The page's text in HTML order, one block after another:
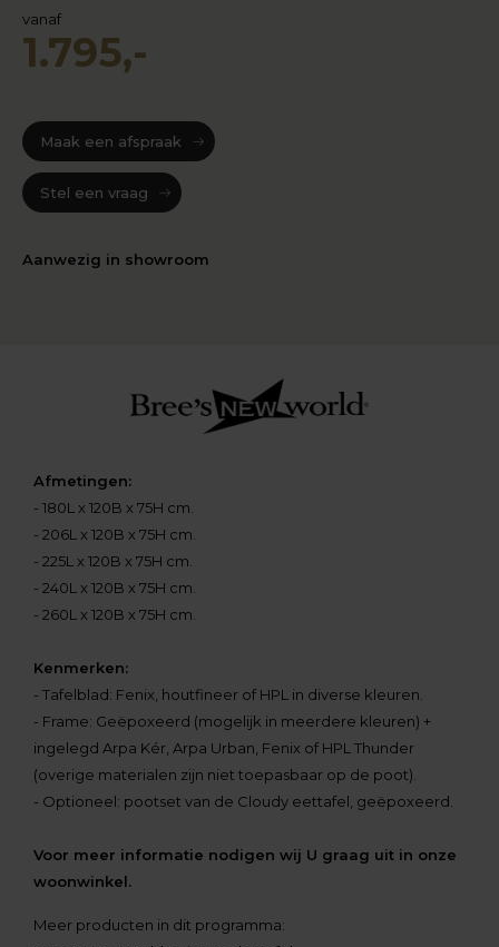
vanaf
1.795,-
Maak een afspraak
Stel een vraag
Aanwezig in showroom
Afmetingen:
- 180L x 120B x 75H cm.
- 206L x 120B x 75H cm.
- 225L x 120B x 75H cm.
- 240L x 120B x 75H cm.
- 260L x 120B x 75H cm.
Kenmerken:
- Tafelblad: Fenix, houtfineer of HPL in diverse kleuren.
- Frame: Geëpoxeerd (mogelijk in meerdere kleuren) +
ingelegd Arpa Kér, Arpa Urban, Fenix of HPL Thunder
(overige materialen zijn niet toepasbaar op de poot).
- Optioneel: pootset van de Cloudy eettafel, geëpoxeerd.
Voor meer informatie nodigen wij U graag uit in onze
woonwinkel.
Meer producten in dit programma: